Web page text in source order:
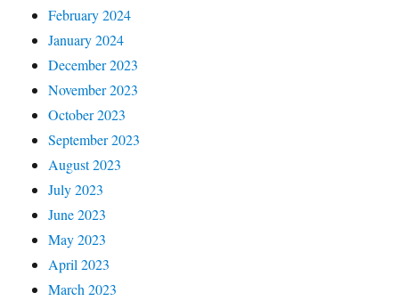
February 2024
January 2024
December 2023
November 2023
October 2023
September 2023
August 2023
July 2023
June 2023
May 2023
April 2023
March 2023